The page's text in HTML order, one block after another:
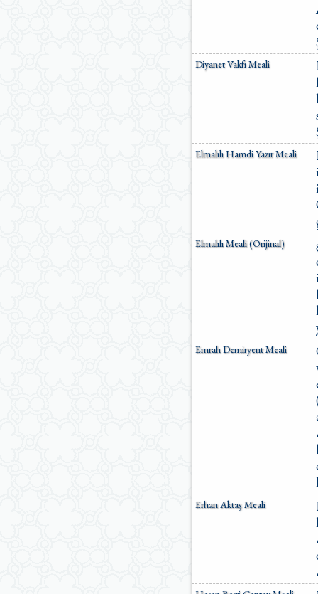
Diyanet Vakfı Meali
Elmalılı Hamdi Yazır Meali
Elmalılı Meali (Orijinal)
Emrah Demiryent Meali
Erhan Aktaş Meali